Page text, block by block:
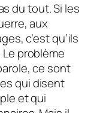
du tout. Si les
aux
c’est qu’ils
problème
ce sont
qui disent
et qui